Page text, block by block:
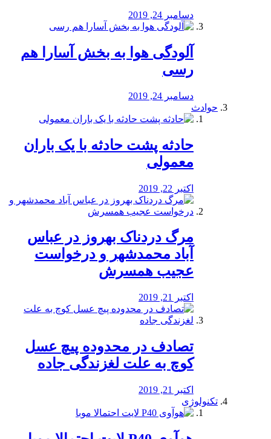
دسامبر 24, 2019
آلودگی هوا به بخش آسارا هم
رسی
دسامبر 24, 2019
حوادث
️حادثه پشت حادثه با یک باران
معمولی
اکتبر 22, 2019
مرگ دردناک بهروز در عباس
آباد محمدشهر و درخواست
عجیب همسرش
اکتبر 21, 2019
تصادف در محدوده پیچ عسل
کوچ به علت لغزندگی جاده
اکتبر 21, 2019
تکنولوژی